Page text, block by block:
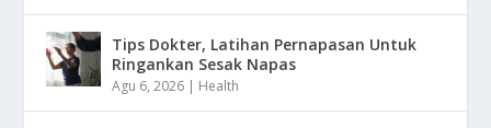
Tips Dokter, Latihan Pernapasan Untuk
Ringankan Sesak Napas
Agu 6, 2026 | Health